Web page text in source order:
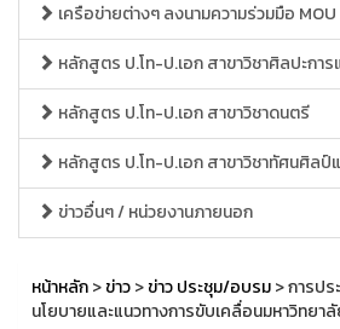
เครือข่ายต่างๆ ลงนามความร่วมมือ
หลักสูตร ป.โท-ป.เอก สาขาวิชาศิลปะกา
หลักสูตร ป.โท-ป.เอก สาขาวิชาดนตรี
หลักสูตร ป.โท-ป.เอก สาขาวิชาทัศนศิลป์
ข่าวอื่นๆ / หน่วยงานภายนอก
หน้าหลัก>ข่าว>ข่าว ประชุม/อบรม> การป
นโยบายและแนวทางการขับเคลื่อนมหาวิทยา